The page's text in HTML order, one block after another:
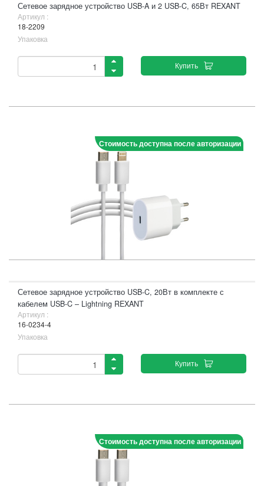
Сетевое зарядное устройство USB-A и 2 USB-C, 65Вт REXANT
Артикул :
18-2209
Упаковка
Купить
Стоимость доступна после авторизации
Сетевое зарядное устройство USB-C, 20Вт в комплекте с
кабелем USB-C – Lightning REXANT
Артикул :
16-0234-4
Упаковка
Купить
Стоимость доступна после авторизации